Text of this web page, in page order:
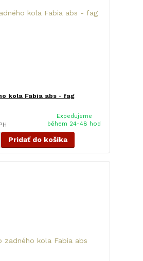
kola Fabia abs - fag
Expedujeme
během 24-48 hod
Pridať do košíka